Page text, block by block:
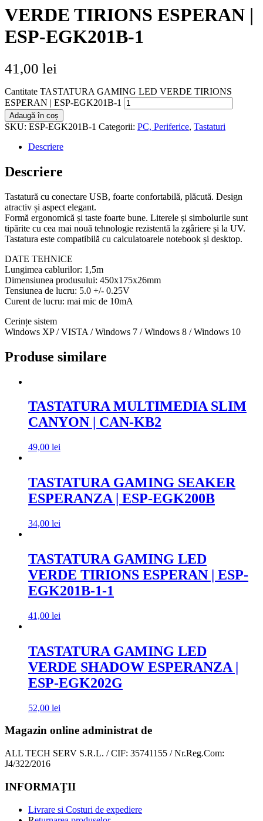
VERDE TIRIONS ESPERAN |
ESP-EGK201B-1
41,00 lei
Cantitate TASTATURA GAMING LED VERDE TIRIONS
ESPERAN | ESP-EGK201B-1
Adaugă în coș
SKU: ESP-EGK201B-1 Categorii: PC, Periferice, Tastaturi
Descriere
Descriere
Tastatură cu conectare USB, foarte confortabilă, plăcută. Design
atractiv și aspect elegant.
Formă ergonomică și taste foarte bune. Literele și simbolurile sunt
tipărite cu cea mai nouă tehnologie rezistentă la zgâriere și la UV.
Tastatura este compatibilă cu calculatoarele notebook și desktop.
DATE TEHNICE
Lungimea cablurilor: 1,5m
Dimensiunea produsului: 450x175x26mm
Tensiunea de lucru: 5.0 +/- 0.25V
Curent de lucru: mai mic de 10mA
Cerințe sistem
Windows XP / VISTA / Windows 7 / Windows 8 / Windows 10
Produse similare
TASTATURA MULTIMEDIA SLIM
CANYON | CAN-KB2
49,00 lei
TASTATURA GAMING SEAKER
ESPERANZA | ESP-EGK200B
34,00 lei
TASTATURA GAMING LED
VERDE TIRIONS ESPERAN | ESP-
EGK201B-1-1
41,00 lei
TASTATURA GAMING LED
VERDE SHADOW ESPERANZA |
ESP-EGK202G
52,00 lei
Magazin online administrat de
ALL TECH SERV S.R.L. / CIF: 35741155 / Nr.Reg.Com:
J4/322/2016
INFORMAŢII
Livrare si Costuri de expediere